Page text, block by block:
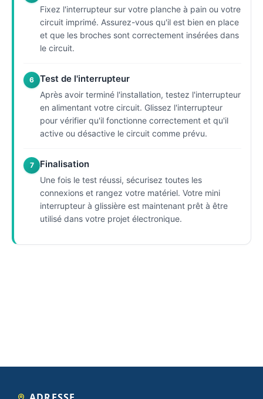
Fixez l'interrupteur sur votre planche à pain ou votre
circuit imprimé. Assurez-vous qu'il est bien en place
et que les broches sont correctement insérées dans
le circuit.
6 Test de l'interrupteur
Après avoir terminé l'installation, testez l'interrupteur
en alimentant votre circuit. Glissez l'interrupteur
pour vérifier qu'il fonctionne correctement et qu'il
active ou désactive le circuit comme prévu.
7 Finalisation
Une fois le test réussi, sécurisez toutes les
connexions et rangez votre matériel. Votre mini
interrupteur à glissière est maintenant prêt à être
utilisé dans votre projet électronique.